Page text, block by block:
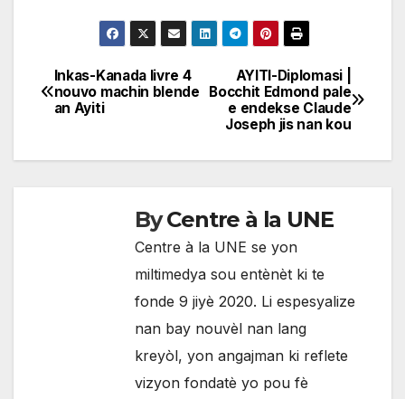
Navigation
de
l'article
AYITI-Diplomasi |
Bocchit Edmond pale
e endekse Claude
Joseph jis nan kou
Inkas-Kanada livre 4
nouvo machin blende
an Ayiti
ByCentre à la UNE
Centre à la UNE se yon
miltimedya sou entènèt ki te
fonde 9 jiyè 2020. Li espesyalize
nan bay nouvèl nan lang
kreyòl, yon angajman ki reflete
vizyon fondatè yo pou fè